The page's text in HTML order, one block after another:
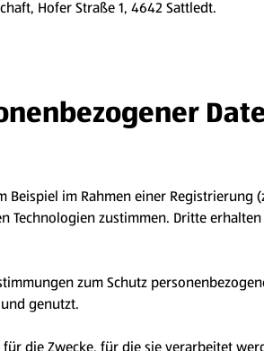
Hofer Straße 1, 4642 Sattledt.
im Rahmen einer
Technologien zustimmen. Dritte
zum Schutz
genutzt.